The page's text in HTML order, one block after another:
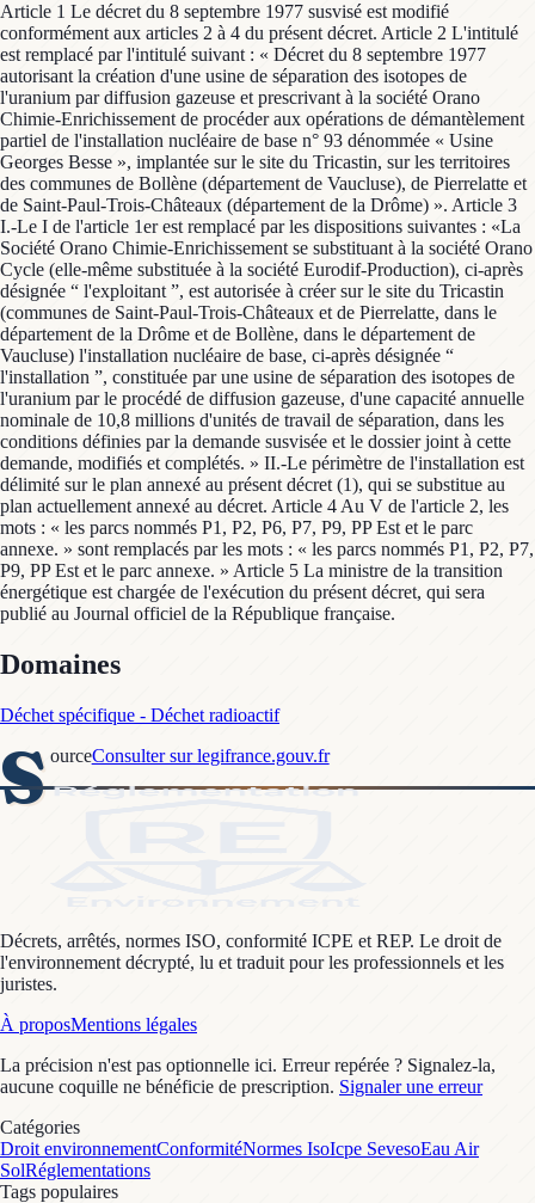
Article 1 Le décret du 8 septembre 1977 susvisé est modifié
conformément aux articles 2 à 4 du présent décret. Article 2 L'intitulé
est remplacé par l'intitulé suivant : « Décret du 8 septembre 1977
autorisant la création d'une usine de séparation des isotopes de
l'uranium par diffusion gazeuse et prescrivant à la société Orano
Chimie-Enrichissement de procéder aux opérations de démantèlement
partiel de l'installation nucléaire de base n° 93 dénommée « Usine
Georges Besse », implantée sur le site du Tricastin, sur les territoires
des communes de Bollène (département de Vaucluse), de Pierrelatte et
de Saint-Paul-Trois-Châteaux (département de la Drôme) ». Article 3
I.-Le I de l'article 1er est remplacé par les dispositions suivantes : «La
Société Orano Chimie-Enrichissement se substituant à la société Orano
Cycle (elle-même substituée à la société Eurodif-Production), ci-après
désignée “ l'exploitant ”, est autorisée à créer sur le site du Tricastin
(communes de Saint-Paul-Trois-Châteaux et de Pierrelatte, dans le
département de la Drôme et de Bollène, dans le département de
Vaucluse) l'installation nucléaire de base, ci-après désignée “
l'installation ”, constituée par une usine de séparation des isotopes de
l'uranium par le procédé de diffusion gazeuse, d'une capacité annuelle
nominale de 10,8 millions d'unités de travail de séparation, dans les
conditions définies par la demande susvisée et le dossier joint à cette
demande, modifiés et complétés. » II.-Le périmètre de l'installation est
délimité sur le plan annexé au présent décret (1), qui se substitue au
plan actuellement annexé au décret. Article 4 Au V de l'article 2, les
mots : « les parcs nommés P1, P2, P6, P7, P9, PP Est et le parc
annexe. » sont remplacés par les mots : « les parcs nommés P1, P2, P7,
P9, PP Est et le parc annexe. » Article 5 La ministre de la transition
énergétique est chargée de l'exécution du présent décret, qui sera
publié au Journal officiel de la République française.
Domaines
Déchet spécifique - Déchet radioactif
S ourceConsulter sur legifrance.gouv.fr
Décrets, arrêtés, normes ISO, conformité ICPE et REP. Le droit de
l'environnement décrypté, lu et traduit pour les professionnels et les
juristes.
À proposMentions légales
La précision n'est pas optionnelle ici. Erreur repérée ? Signalez-la,
aucune coquille ne bénéficie de prescription. Signaler une erreur
Catégories
Droit environnementConformitéNormes IsoIcpe SevesoEau Air
SolRéglementations
Tags populaires